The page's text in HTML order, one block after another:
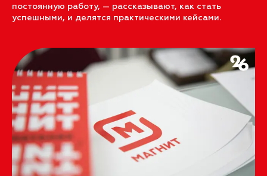
постоянную работу, — рассказывают, как стать
успешными, и делятся практическими кейсами.